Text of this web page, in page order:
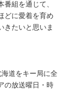
組を通じて、
どに愛着を育め
きたいと思いま
海道をキー局に全
の放送曜日・時